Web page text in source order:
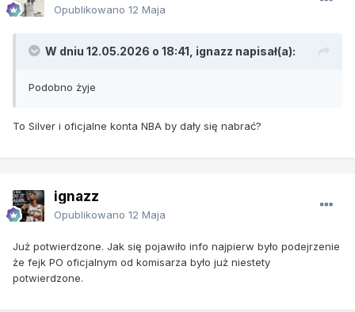
Opublikowano 12 Maja
W dniu 12.05.2026 o 18:41, ignazz napisał(a):
Podobno żyje
To Silver i oficjalne konta NBA by dały się nabrać?
ignazz
Opublikowano 12 Maja
Już potwierdzone. Jak się pojawiło info najpierw było podejrzenie
że fejk PO oficjalnym od komisarza było już niestety
potwierdzone.